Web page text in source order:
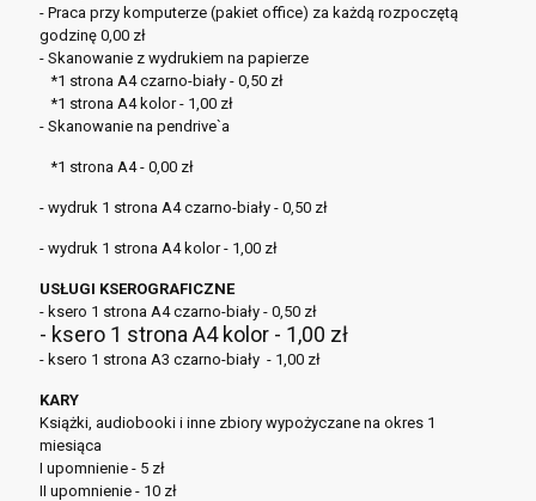
- Praca przy komputerze (pakiet office) za każdą rozpoczętą
godzinę 0,00 zł
- Skanowanie z wydrukiem na papierze
*1 strona A4 czarno-biały - 0,50 zł
*1 strona A4 kolor - 1,00 zł
- Skanowanie na pendrive`a
*1 strona A4 - 0,00 zł
- wydruk 1 strona A4 czarno-biały - 0,50 zł
- wydruk 1 strona A4 kolor - 1,00 zł
USŁUGI KSEROGRAFICZNE
- ksero 1 strona A4 czarno-biały - 0,50 zł
- ksero 1 strona A4 kolor - 1,00 zł
- ksero 1 strona A3 czarno-biały - 1,00 zł
KARY
Książki, audiobooki i inne zbiory wypożyczane na okres 1
miesiąca
I upomnienie - 5 zł
II upomnienie - 10 zł